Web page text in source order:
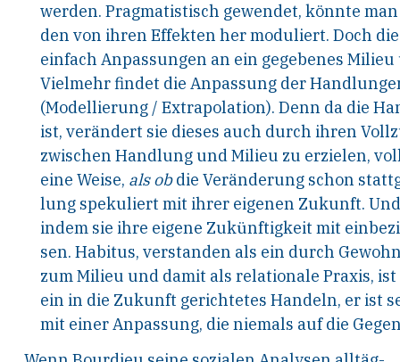
werden. Pragmatistisch gewendet, könnte
den von ihren Effekten her moduliert. Doch
einfach Anpassungen an ein gegebenes
Vielmehr findet die Anpassung der
(Modellierung / Extrapolation). Denn da die
ist, verändert sie dieses auch durch ihren
zwischen Handlung und Milieu zu erzielen,
eine Weise, als ob die Veränderung schon
lung spekuliert mit ihrer eigenen Zukunft.
indem sie ihre eigene Zukünftigkeit mit
sen. Habitus, verstanden als ein durch
zum Milieu und damit als relationale Praxis,
ein in die Zukunft gerichtetes Handeln, er ist
mit einer Anpassung, die niemals auf die